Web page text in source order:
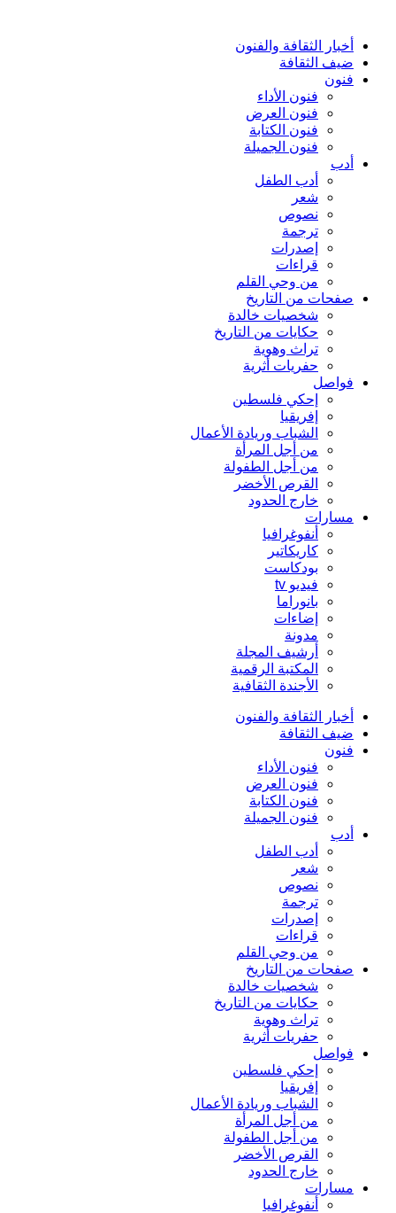
أخبار الثقافة والفنون
ضيف الثقافة
فنون
فنون الأداء
فنون العرض
فنون الكتابة
فنون الجميلة
أدب
أدب الطفل
شعر
نصوص
ترجمة
إصدرات
قراءات
من وحي القلم
صفحات من التاريخ
شخصيات خالدة
حكايات من التاريخ
تراث وهوية
حفريات أثرية
فواصل
إحكي فلسطين
إفريقيا
الشباب وريادة الأعمال
من أجل المرأة
من أجل الطفولة
القرص الأخضر
خارج الحدود
مسارات
أنفوغرافيا
كاريكاتير
بودكاست
فيديو tv
بانوراما
إضاءات
مدونة
أرشيف المجلة
المكتبة الرقمية
الأجندة الثقافية
أخبار الثقافة والفنون
ضيف الثقافة
فنون
فنون الأداء
فنون العرض
فنون الكتابة
فنون الجميلة
أدب
أدب الطفل
شعر
نصوص
ترجمة
إصدرات
قراءات
من وحي القلم
صفحات من التاريخ
شخصيات خالدة
حكايات من التاريخ
تراث وهوية
حفريات أثرية
فواصل
إحكي فلسطين
إفريقيا
الشباب وريادة الأعمال
من أجل المرأة
من أجل الطفولة
القرص الأخضر
خارج الحدود
مسارات
أنفوغرافيا